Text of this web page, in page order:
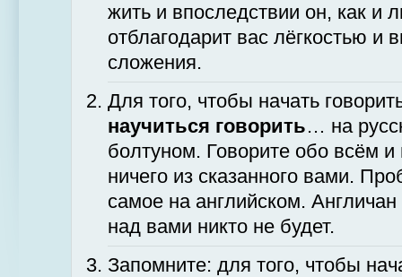
жить и впоследствии он, как и
отблагодарит вас лёгкостью и
сложения.
Для того, чтобы начать
научиться говорить… на
болтуном. Говорите обо всём
ничего из сказанного вами.
самое на английском. Англичан
над вами никто не будет.
Запомните: для того, чтобы